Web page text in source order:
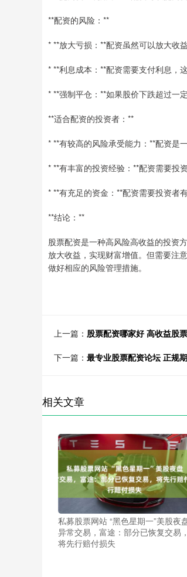
**配资的风险：**
* **放大亏损：**配资虽然可以放大收
* **利息成本：**配资需要支付利息，
* **强制平仓：**如果股价下跌超过一
**适合配资的投资者：**
* **有较高的风险承受能力：**配资是
* **有丰富的投资经验：**配资需要投
* **有充足的资金：**配资需要投资者
**结论：**
股票配资是一种高风险高收益的投资
放大收益，实现财富增值。但需要注
做好相应的风险管理措施。
上一篇： 股票配资哪家好 高收益股
下一篇： 最专业股票配资论坛 正规
相关文章
私募股票网站 “黑色星期一”美股夜
异常交易，富途：部分已恢复交易，
将先行赔付损失